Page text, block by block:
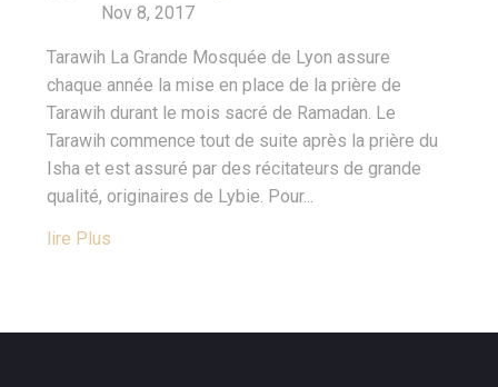
Nov 8, 2017
Tarawih La Grande Mosquée de Lyon assure
chaque année la mise en place de la prière de
Tarawih durant le mois sacré de Ramadan. Le
Tarawih commence tout de suite après la prière du
Isha et est assuré par des récitateurs de grande
qualité, originaires de Lybie. Pour...
Lire Plus